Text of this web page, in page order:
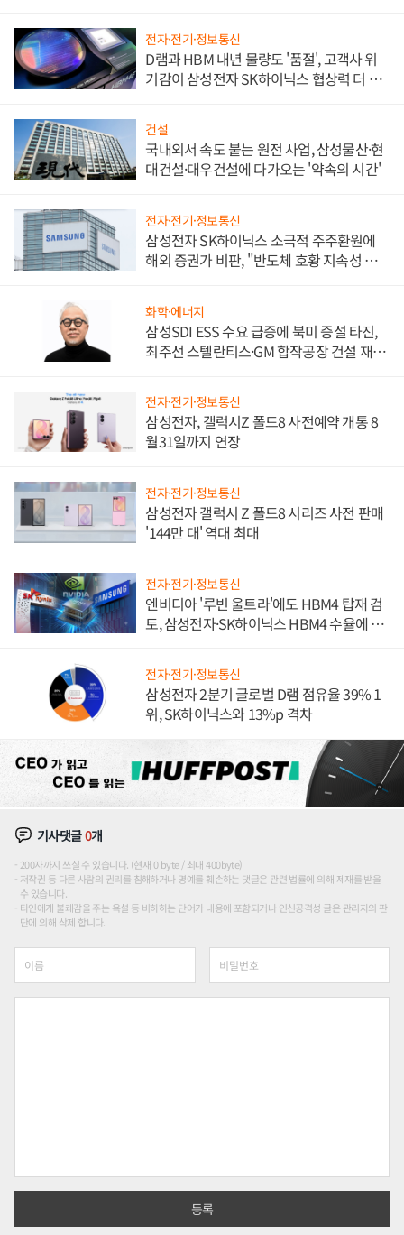
전자·전기·정보통신
D램과 HBM 내년 물량도 '품절', 고객사 위
기감이 삼성전자 SK하이닉스 협상력 더 키
건설
국내외서 속도 붙는 원전 사업, 삼성물산·현
대건설·대우건설에 다가오는 '약속의 시간'
전자·전기·정보통신
삼성전자 SK하이닉스 소극적 주주환원에
해외 증권가 비판, "반도체 호황 지속성 의
화학·에너지
삼성SDI ESS 수요 급증에 북미 증설 타진,
최주선 스텔란티스·GM 합작공장 건설 재추
전자·전기·정보통신
삼성전자, 갤럭시Z 폴드8 사전예약 개통 8
월31일까지 연장
전자·전기·정보통신
삼성전자 갤럭시 Z 폴드8 시리즈 사전 판매
'144만 대' 역대 최대
전자·전기·정보통신
엔비디아 '루빈 울트라'에도 HBM4 탑재 검
토, 삼성전자·SK하이닉스 HBM4 수율에 주
전자·전기·정보통신
삼성전자 2분기 글로벌 D램 점유율 39% 1
위, SK하이닉스와 13%p 격차
기사댓글0개
200자까지 쓰실 수 있습니다. (현재 0 byte / 최대 400byte)
저작권 등 다른 사람의 권리를 침해하거나 명예를 훼손하는 댓글은 관련 법률에 의해 제재를 받을
수 있습니다.
타인에게 불쾌감을 주는 욕설 등 비하하는 단어가 내용에 포함되거나 인신공격성 글은 관리자의 판
단에 의해 삭제 합니다.